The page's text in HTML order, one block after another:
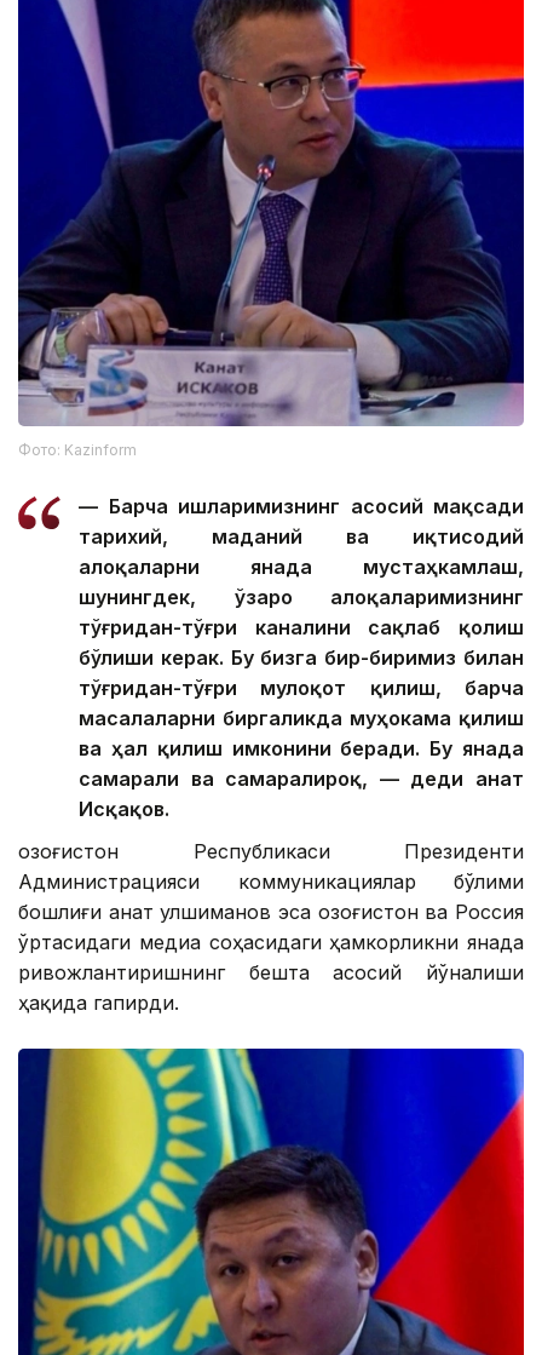
Фото: Kazinform
— Барча ишларимизнинг асосий мақсади
тарихий, маданий ва иқтисодий
алоқаларни янада мустаҳкамлаш,
шунингдек, ўзаро алоқаларимизнинг
тўғридан-тўғри каналини сақлаб қолиш
бўлиши керак. Бу бизга бир-биримиз билан
тўғридан-тўғри мулоқот қилиш, барча
масалаларни биргаликда муҳокама қилиш
ва ҳал қилиш имконини беради. Бу янада
самарали ва самаралироқ, — деди Қанат
Исқақов.
Қозоғистон Республикаси Президенти
Администрацияси коммуникациялар бўлими
бошлиғи Қанат Қулшиманов эса Қозоғистон ва Россия
ўртасидаги медиа соҳасидаги ҳамкорликни янада
ривожлантиришнинг бешта асосий йўналиши
ҳақида гапирди.